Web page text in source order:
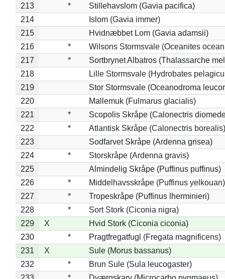
213
*
Stillehavslom (Gavia pacifica)
214
Islom (Gavia immer)
215
Hvidnæbbet Lom (Gavia adamsii)
216
*
Wilsons Stormsvale (Oceanites
217
*
Sortbrynet Albatros (Thalassarche
218
Lille Stormsvale (Hydrobates
219
Stor Stormsvale (Oceanodroma
220
Mallemuk (Fulmarus glacialis)
221
*
Scopolis Skråpe (Calonectris
222
*
Atlantisk Skråpe (Calonectris borealis)
223
Sodfarvet Skråpe (Ardenna grisea)
224
*
Storskråpe (Ardenna gravis)
225
Almindelig Skråpe (Puffinus puffinus)
226
*
Middelhavsskråpe (Puffinus yelkouan)
227
*
Tropeskråpe (Puffinus lherminieri)
228
*
Sort Stork (Ciconia nigra)
229
X
Hvid Stork (Ciconia ciconia)
230
*
Pragtfregatfugl (Fregata magnificens)
231
X
Sule (Morus bassanus)
232
*
Brun Sule (Sula leucogaster)